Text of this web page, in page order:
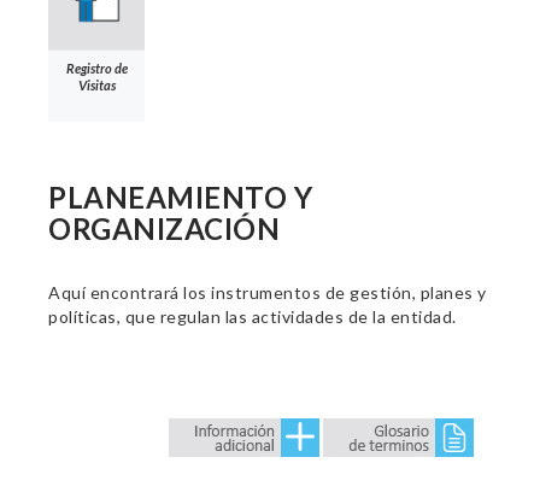
Registro de
Visitas
PLANEAMIENTO Y
ORGANIZACIÓN
Aquí encontrará los instrumentos de gestión, planes y
políticas, que regulan las actividades de la entidad.